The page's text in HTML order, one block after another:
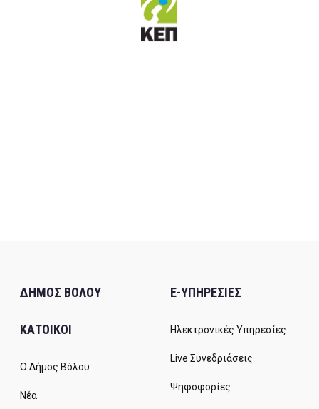
ΔΗΜΟΣ ΒΟΛΟΥ
ΚΑΤΟΙΚΟΙ
Ο Δήμος Βόλου
Νέα
E-ΥΠΗΡΕΣΙΕΣ
Ηλεκτρονικές Υπηρεσίες
Live Συνεδριάσεις
Ψηφοφορίες